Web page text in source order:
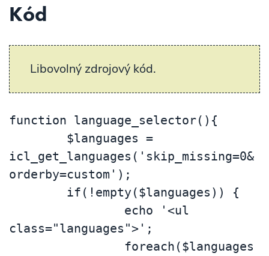
Kód
Libovolný zdrojový kód.
function language_selector(){
icl_get_languages('skip_missing=0&
orderby=custom');
class="languages">';